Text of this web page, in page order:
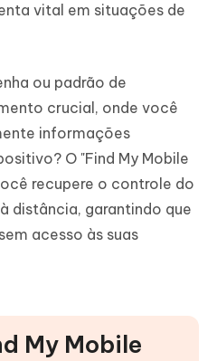
vital em situações de
ou padrão de
crucial, onde você
informações
O "Find My Mobile
recupere o controle do
distância, garantindo que
acesso às suas
My Mobile